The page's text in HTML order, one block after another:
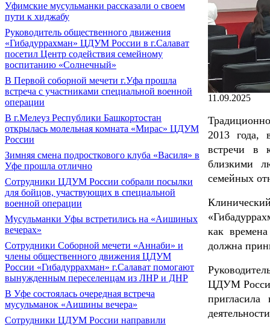
Уфимские мусульманки рассказали о своем
пути к хиджабу
Руководитель общественного движения
«Гибадуррахман» ЦДУМ России в г.Салават
посетил Центр содействия семейному
воспитанию «Солнечный»
В Первой соборной мечети г.Уфа прошла
встреча с участниками специальной военной
операции
В г.Мелеуз Республики Башкортостан
открылась молельная комната «Мирас» ЦДУМ
России
Зимняя смена подросткового клуба «Василя» в
Уфе прошла отлично
Сотрудники ЦДУМ России собрали посылки
для бойцов, участвующих в специальной
военной операции
Мусульманки Уфы встретились на «Аишиных
вечерах»
Сотрудники Соборной мечети «Аннаби» и
члены общественного движения ЦДУМ
России «Гибадуррахман» г.Салават помогают
вынужденным переселенцам из ЛНР и ДНР
В Уфе состоялась очередная встреча
мусульманок «Аишины вечера»
Сотрудники ЦДУМ России направили
11.09.2025
2013 года,
встречи в
близкими
семейных
как
должна
ЦДУМ